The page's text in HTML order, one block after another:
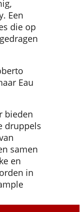
wordt
Een
die op
Eau
bieden
samen
en
in